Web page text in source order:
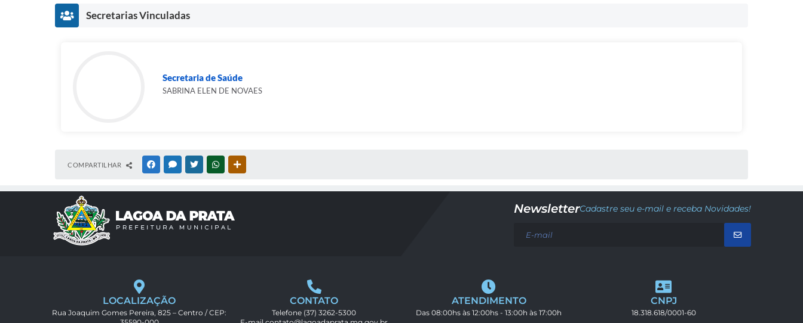
Secretarias Vinculadas
Secretaria de Saúde
SABRINA ELEN DE NOVAES
COMPARTILHAR FACEBOOKMESSENGER
TWITTERWHATSAPP
NewsletterCadastre seu e-mail e receba Novidades!
LOCALIZAÇÃO
Rua Joaquim Gomes Pereira, 825 – Centro / CEP:
CONTATO
Telefone (37) 3262-5300
ATENDIMENTO
Das 08:00hs às 12:00hs - 13:00h às 17:00h
CNPJ
18.318.618/0001-60